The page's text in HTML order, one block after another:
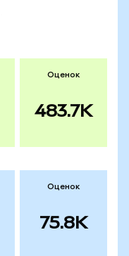
Оценок
483.7K
Оценок
75.8K